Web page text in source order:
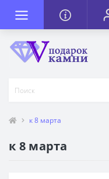
к 8 марта
к 8 марта